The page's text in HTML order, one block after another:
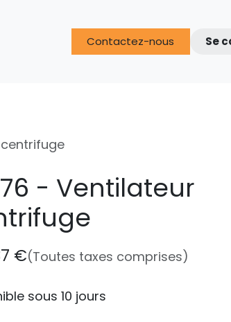
FAQ Espace techniciens
Contactez-nous Se
- Ventilateur
€(Toutes taxes comprises)
sous 10 jours